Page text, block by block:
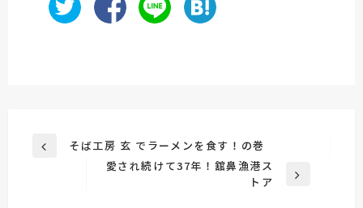
投
前
そば工房 玄 でラーメンを食す！の巻
愛され続けて37年！舘鼻漁港ス
トア